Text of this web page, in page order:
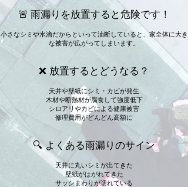
🚨 雨漏りを放置すると危険です！
小さなシミや水滴だからといって油断していると、家全体に大き
な被害が広がってしまいます。
❌ 放置するとどうなる？
天井や壁紙にシミ・カビが発生
木材や断熱材が腐食して強度低下
シロアリやカビによる健康被害
修理費用がどんどん高額に
🔍 よくある雨漏りのサイン
天井に丸いシミが出てきた
壁紙がはがれてきた
サッシまわりが濡れている